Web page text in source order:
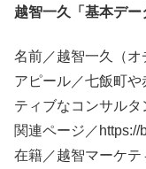
越智一久「基本デ
名前／越智一久（オ
アピール／七飯町
ティブなコンサルタ
関連ページ／
在籍／越智マーケテ